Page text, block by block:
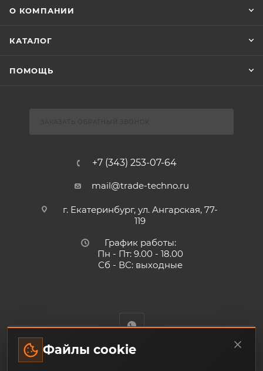
О КОМПАНИИ
КАТАЛОГ
ПОМОЩЬ
+7 (343) 253-07-64
mail@trade-techno.ru
г. Екатеринбург, ул. Ангарская, 77-
119
График работы:
Пн - Пт: 9.00 - 18.00
Сб - ВС: выходные
Файлы cookie